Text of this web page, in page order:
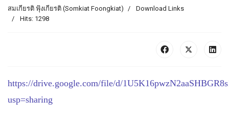
สมเกียรติ ฟุ้งเกียรติ (Somkiat Foongkiat)
Download Links
Hits: 1298
https://drive.google.com/file/d/
usp=sharing